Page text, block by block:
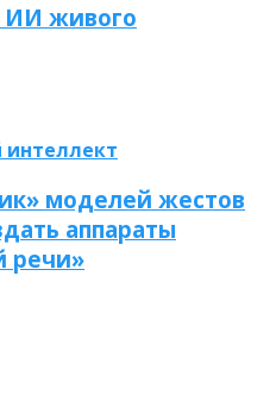
ИИ живого
интеллект
моделей жестов
аппараты
речи»